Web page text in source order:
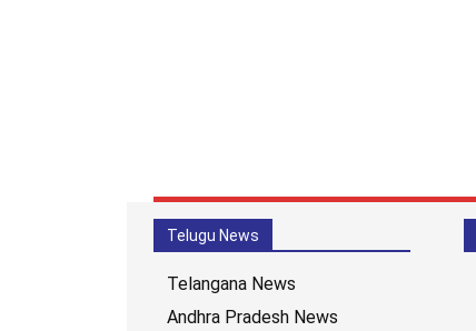
Telugu News
Telangana News
Andhra Pradesh News